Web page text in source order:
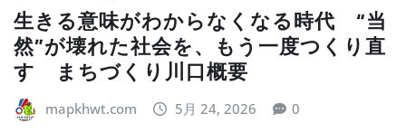
生きる意味がわからなくなる時代 “当
然”が壊れた社会を、もう一度つくり直
す まちづくり川口概要
mapkhwt.com 5月 24, 2026 0